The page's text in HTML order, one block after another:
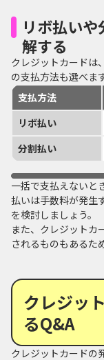
リボ払い
解する
クレジットカードは
の支払方法も選べます
支払方法
リボ払い
分割払い
一括で支払えないと
払いは手数料が発生
を検討しましょう。
また、クレジットカ
されるものもあるた
クレジッ
るQ&A
クレジットカードの